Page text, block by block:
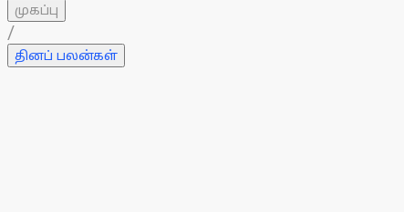
முகப்பு
/
தினப் பலன்கள்